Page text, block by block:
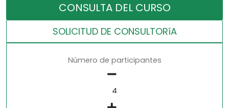
CONSULTA DEL CURSO
SOLICITUD DE CONSULTORíA
Número de participantes